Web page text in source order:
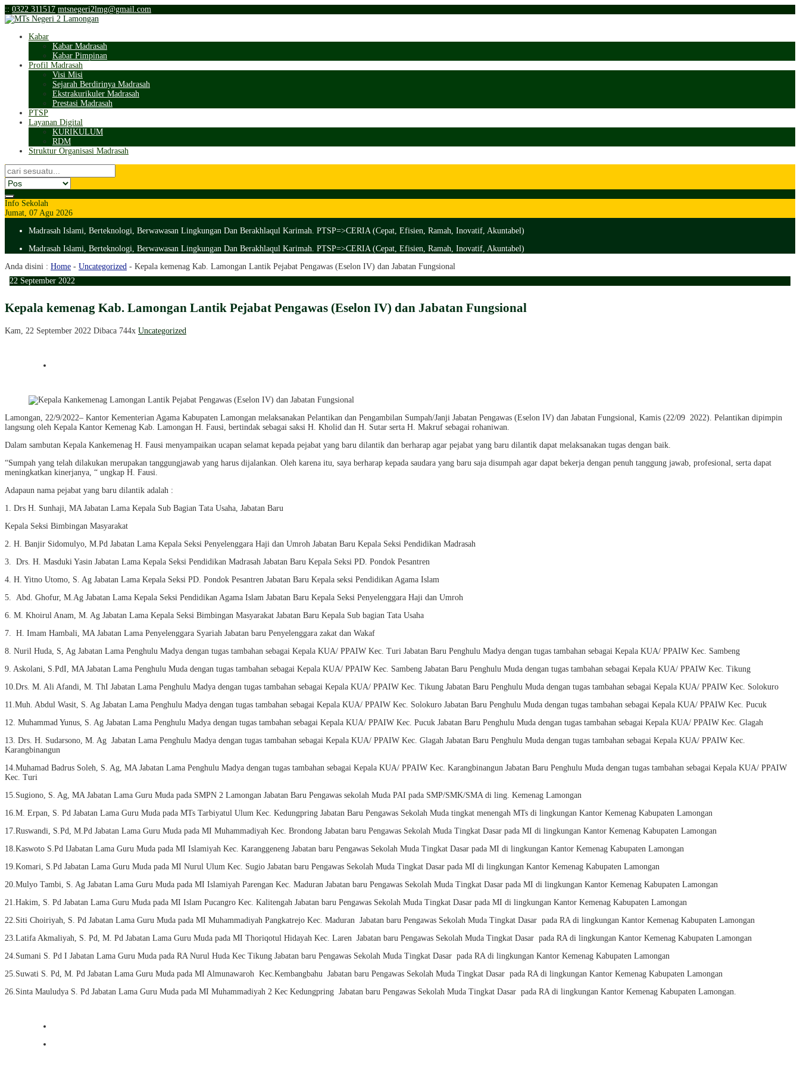
:: 0322 311517 mtsnegeri2lmg@gmail.com
Kabar
Kabar Madrasah
Kabar Pimpinan
Profil Madrasah
Visi Misi
Sejarah Berdirinya Madrasah
Ekstrakurikuler Madrasah
Prestasi Madrasah
PTSP
Layanan Digital
KURIKULUM
RDM
Struktur Organisasi Madrasah
Info Sekolah
Jumat, 07 Agu 2026
Madrasah Islami, Berteknologi, Berwawasan Lingkungan Dan Berakhlaqul Karimah. PTSP=>CERIA (Cepat, Efisien, Ramah, Inovatif, Akuntabel)
Madrasah Islami, Berteknologi, Berwawasan Lingkungan Dan Berakhlaqul Karimah. PTSP=>CERIA (Cepat, Efisien, Ramah, Inovatif, Akuntabel)
Anda disini : Home - Uncategorized - Kepala kemenag Kab. Lamongan Lantik Pejabat Pengawas (Eselon IV) dan Jabatan Fungsional
22 September 2022
Kepala kemenag Kab. Lamongan Lantik Pejabat Pengawas (Eselon IV) dan Jabatan Fungsional
Kam, 22 September 2022 Dibaca 744x Uncategorized
Lamongan, 22/9/2022– Kantor Kementerian Agama Kabupaten Lamongan melaksanakan Pelantikan dan Pengambilan Sumpah/Janji Jabatan Pengawas (Eselon IV) dan Jabatan Fungsional, Kamis (22/09 2022). Pelantikan dipimpin
langsung oleh Kepala Kantor Kemenag Kab. Lamongan H. Fausi, bertindak sebagai saksi H. Kholid dan H. Sutar serta H. Makruf sebagai rohaniwan.
Dalam sambutan Kepala Kankemenag H. Fausi menyampaikan ucapan selamat kepada pejabat yang baru dilantik dan berharap agar pejabat yang baru dilantik dapat melaksanakan tugas dengan baik.
“Sumpah yang telah dilakukan merupakan tanggungjawab yang harus dijalankan. Oleh karena itu, saya berharap kepada saudara yang baru saja disumpah agar dapat bekerja dengan penuh tanggung jawab, profesional, serta dapat
meningkatkan kinerjanya, “ ungkap H. Fausi.
Adapaun nama pejabat yang baru dilantik adalah :
1. Drs H. Sunhaji, MA Jabatan Lama Kepala Sub Bagian Tata Usaha, Jabatan Baru
Kepala Seksi Bimbingan Masyarakat
2. H. Banjir Sidomulyo, M.Pd Jabatan Lama Kepala Seksi Penyelenggara Haji dan Umroh Jabatan Baru Kepala Seksi Pendidikan Madrasah
3. Drs. H. Masduki Yasin Jabatan Lama Kepala Seksi Pendidikan Madrasah Jabatan Baru Kepala Seksi PD. Pondok Pesantren
4. H. Yitno Utomo, S. Ag Jabatan Lama Kepala Seksi PD. Pondok Pesantren Jabatan Baru Kepala seksi Pendidikan Agama Islam
5. Abd. Ghofur, M.Ag Jabatan Lama Kepala Seksi Pendidikan Agama Islam Jabatan Baru Kepala Seksi Penyelenggara Haji dan Umroh
6. M. Khoirul Anam, M. Ag Jabatan Lama Kepala Seksi Bimbingan Masyarakat Jabatan Baru Kepala Sub bagian Tata Usaha
7. H. Imam Hambali, MA Jabatan Lama Penyelenggara Syariah Jabatan baru Penyelenggara zakat dan Wakaf
8. Nuril Huda, S, Ag Jabatan Lama Penghulu Madya dengan tugas tambahan sebagai Kepala KUA/ PPAIW Kec. Turi Jabatan Baru Penghulu Madya dengan tugas tambahan sebagai Kepala KUA/ PPAIW Kec. Sambeng
9. Askolani, S.PdI, MA Jabatan Lama Penghulu Muda dengan tugas tambahan sebagai Kepala KUA/ PPAIW Kec. Sambeng Jabatan Baru Penghulu Muda dengan tugas tambahan sebagai Kepala KUA/ PPAIW Kec. Tikung
10.Drs. M. Ali Afandi, M. ThI Jabatan Lama Penghulu Madya dengan tugas tambahan sebagai Kepala KUA/ PPAIW Kec. Tikung Jabatan Baru Penghulu Muda dengan tugas tambahan sebagai Kepala KUA/ PPAIW Kec. Solokuro
11.Muh. Abdul Wasit, S. Ag Jabatan Lama Penghulu Madya dengan tugas tambahan sebagai Kepala KUA/ PPAIW Kec. Solokuro Jabatan Baru Penghulu Muda dengan tugas tambahan sebagai Kepala KUA/ PPAIW Kec. Pucuk
12. Muhammad Yunus, S. Ag Jabatan Lama Penghulu Madya dengan tugas tambahan sebagai Kepala KUA/ PPAIW Kec. Pucuk Jabatan Baru Penghulu Muda dengan tugas tambahan sebagai Kepala KUA/ PPAIW Kec. Glagah
13. Drs. H. Sudarsono, M. Ag Jabatan Lama Penghulu Madya dengan tugas tambahan sebagai Kepala KUA/ PPAIW Kec. Glagah Jabatan Baru Penghulu Muda dengan tugas tambahan sebagai Kepala KUA/ PPAIW Kec.
Karangbinangun
14.Muhamad Badrus Soleh, S. Ag, MA Jabatan Lama Penghulu Madya dengan tugas tambahan sebagai Kepala KUA/ PPAIW Kec. Karangbinangun Jabatan Baru Penghulu Muda dengan tugas tambahan sebagai Kepala KUA/ PPAIW
Kec. Turi
15.Sugiono, S. Ag, MA Jabatan Lama Guru Muda pada SMPN 2 Lamongan Jabatan Baru Pengawas sekolah Muda PAI pada SMP/SMK/SMA di ling. Kemenag Lamongan
16.M. Erpan, S. Pd Jabatan Lama Guru Muda pada MTs Tarbiyatul Ulum Kec. Kedungpring Jabatan Baru Pengawas Sekolah Muda tingkat menengah MTs di lingkungan Kantor Kemenag Kabupaten Lamongan
17.Ruswandi, S.Pd, M.Pd Jabatan Lama Guru Muda pada MI Muhammadiyah Kec. Brondong Jabatan baru Pengawas Sekolah Muda Tingkat Dasar pada MI di lingkungan Kantor Kemenag Kabupaten Lamongan
18.Kaswoto S.Pd IJabatan Lama Guru Muda pada MI Islamiyah Kec. Karanggeneng Jabatan baru Pengawas Sekolah Muda Tingkat Dasar pada MI di lingkungan Kantor Kemenag Kabupaten Lamongan
19.Komari, S.Pd Jabatan Lama Guru Muda pada MI Nurul Ulum Kec. Sugio Jabatan baru Pengawas Sekolah Muda Tingkat Dasar pada MI di lingkungan Kantor Kemenag Kabupaten Lamongan
20.Mulyo Tambi, S. Ag Jabatan Lama Guru Muda pada MI Islamiyah Parengan Kec. Maduran Jabatan baru Pengawas Sekolah Muda Tingkat Dasar pada MI di lingkungan Kantor Kemenag Kabupaten Lamongan
21.Hakim, S. Pd Jabatan Lama Guru Muda pada MI Islam Pucangro Kec. Kalitengah Jabatan baru Pengawas Sekolah Muda Tingkat Dasar pada MI di lingkungan Kantor Kemenag Kabupaten Lamongan
22.Siti Choiriyah, S. Pd Jabatan Lama Guru Muda pada MI Muhammadiyah Pangkatrejo Kec. Maduran Jabatan baru Pengawas Sekolah Muda Tingkat Dasar pada RA di lingkungan Kantor Kemenag Kabupaten Lamongan
23.Latifa Akmaliyah, S. Pd, M. Pd Jabatan Lama Guru Muda pada MI Thoriqotul Hidayah Kec. Laren Jabatan baru Pengawas Sekolah Muda Tingkat Dasar pada RA di lingkungan Kantor Kemenag Kabupaten Lamongan
24.Sumani S. Pd I Jabatan Lama Guru Muda pada RA Nurul Huda Kec Tikung Jabatan baru Pengawas Sekolah Muda Tingkat Dasar pada RA di lingkungan Kantor Kemenag Kabupaten Lamongan
25.Suwati S. Pd, M. Pd Jabatan Lama Guru Muda pada MI Almunawaroh Kec.Kembangbahu Jabatan baru Pengawas Sekolah Muda Tingkat Dasar pada RA di lingkungan Kantor Kemenag Kabupaten Lamongan
26.Sinta Mauludya S. Pd Jabatan Lama Guru Muda pada MI Muhammadiyah 2 Kec Kedungpring Jabatan baru Pengawas Sekolah Muda Tingkat Dasar pada RA di lingkungan Kantor Kemenag Kabupaten Lamongan.